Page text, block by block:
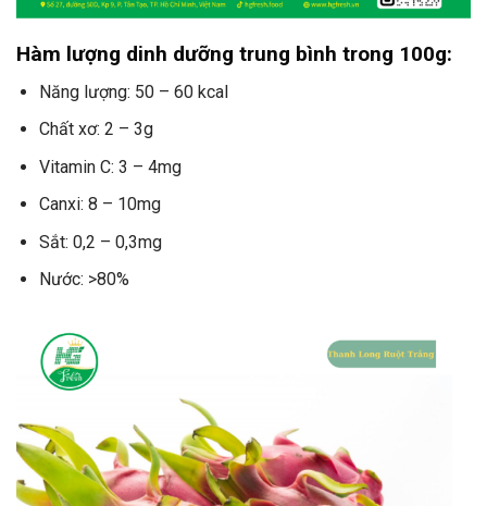
Hàm lượng dinh dưỡng trung bình trong 100g:
Năng lượng: 50 – 60 kcal
Chất xơ: 2 – 3g
Vitamin C: 3 – 4mg
Canxi: 8 – 10mg
Sắt: 0,2 – 0,3mg
Nước: >80%